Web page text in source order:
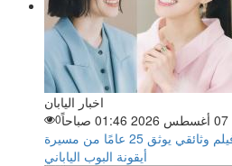
اخبار اليابان
0
اليابان | بيرفيوم.. فيلم وثائقي يوثق 25 عامًا من مسيرة
أيقونة البوب الياباني